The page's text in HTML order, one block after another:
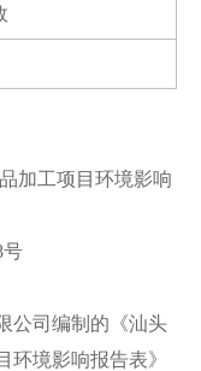
加工项目环境影响
号
司编制的《汕头
境影响报告表》